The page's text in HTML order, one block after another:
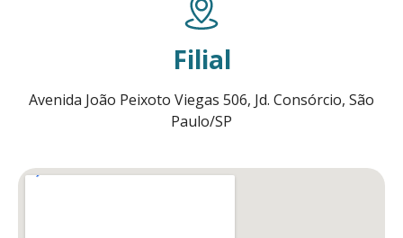
Filial
Avenida João Peixoto Viegas 506, Jd. Consórcio, São
Paulo/SP